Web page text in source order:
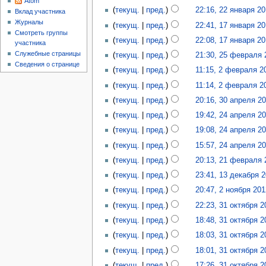
текущ. пред.
22:16, 22 января
текущ.
пред.
22:41, 17 января
текущ.
пред.
22:08, 17 января
текущ.
пред.
21:30, 25 февраля
текущ.
пред.
11:15, 2 февраля
текущ.
пред.
11:14, 2 февраля
текущ.
пред.
20:16, 30 апреля
текущ.
пред.
19:42, 24 апреля
текущ.
пред.
19:08, 24 апреля
текущ.
пред.
15:57, 24 апреля
текущ.
пред.
20:13, 21 февраля
текущ.
пред.
23:41, 13 декабря
текущ.
пред.
20:47, 2 ноября
текущ.
пред.
22:23, 31 октября
текущ.
пред.
18:48, 31 октября
текущ.
пред.
18:03, 31 октября
текущ.
пред.
18:01, 31 октября
Вклад участника
Журналы
Смотреть группы
участника
Служебные страницы
Сведения о странице